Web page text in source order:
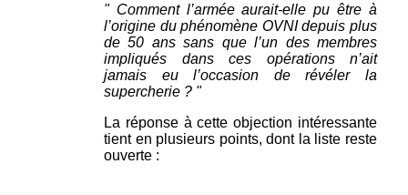
" Comment l’armée aurait-elle pu être à
l’origine du phénomène OVNI depuis plus
de 50 ans sans que l’un des membres
impliqués dans ces opérations n’ait
jamais eu l’occasion de révéler la
supercherie ? "
La réponse à cette objection intéressante
tient en plusieurs points, dont la liste reste
ouverte :